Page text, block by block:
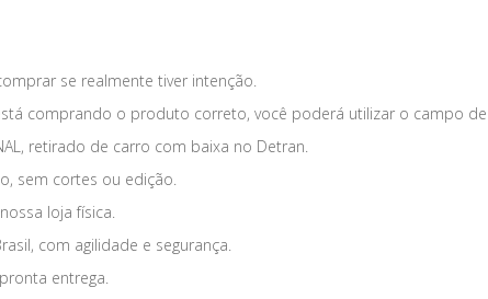
se realmente tiver intenção.
comprando o produto correto, você poderá utilizar o campo
retirado de carro com baixa no Detran.
sem cortes ou edição.
loja física.
com agilidade e segurança.
entrega.